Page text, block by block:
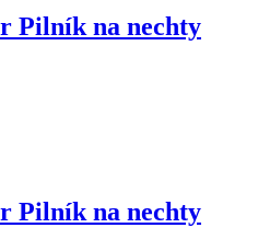
Pilník na nechty
Pilník na nechty